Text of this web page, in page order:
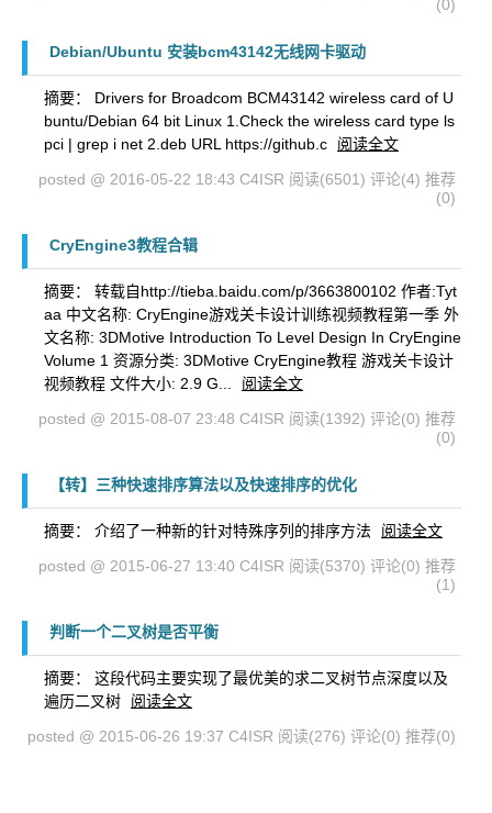
(0)
Debian/Ubuntu 安装bcm43142无线网卡驱动
摘要： Drivers for Broadcom BCM43142 wireless card of U
buntu/Debian 64 bit Linux 1.Check the wireless card type ls
pci | grep i net 2.deb URL https://github.c
阅读全文
posted @ 2016-05-22 18:43 C4ISR 阅读(6501) 评论(4) 推荐
(0)
CryEngine3教程合辑
摘要： 转载自http://tieba.baidu.com/p/3663800102 作者:Tyt
aa 中文名称: CryEngine游戏关卡设计训练视频教程第一季 外
文名称: 3DMotive Introduction To Level Design In CryEngine
Volume 1 资源分类: 3DMotive CryEngine教程 游戏关卡设计
视频教程 文件大小: 2.9 G...
阅读全文
posted @ 2015-08-07 23:48 C4ISR 阅读(1392) 评论(0) 推荐
(0)
【转】三种快速排序算法以及快速排序的优化
摘要： 介绍了一种新的针对特殊序列的排序方法
阅读全文
posted @ 2015-06-27 13:40 C4ISR 阅读(5370) 评论(0) 推荐
(1)
判断一个二叉树是否平衡
摘要： 这段代码主要实现了最优美的求二叉树节点深度以及
遍历二叉树
阅读全文
posted @ 2015-06-26 19:37 C4ISR 阅读(276) 评论(0) 推荐(0)